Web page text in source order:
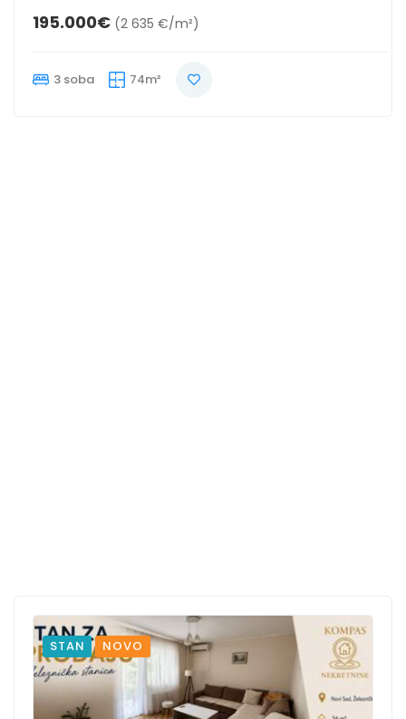
195.000€ (2 635 €/m²)
3 soba 74m²
STAN NOVO